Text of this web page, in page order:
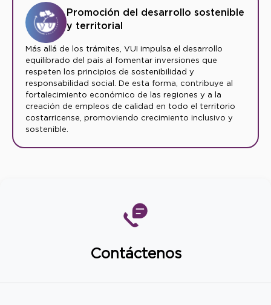
Promoción del desarrollo sostenible
y territorial
Más allá de los trámites, VUI impulsa el desarrollo
equilibrado del país al fomentar inversiones que
respeten los principios de sostenibilidad y
responsabilidad social. De esta forma, contribuye al
fortalecimiento económico de las regiones y a la
creación de empleos de calidad en todo el territorio
costarricense, promoviendo crecimiento inclusivo y
sostenible.
Contáctenos